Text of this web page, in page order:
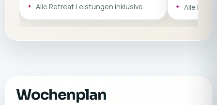
Alle Retreat Leistungen inklusive
Alle
Wochenplan